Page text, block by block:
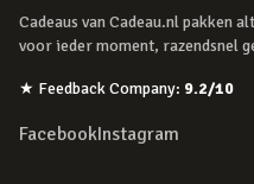
Cadeaus van Cadeau.nl pakken
voor ieder moment, razendsnel
★ Feedback Company: 9.2/10
FacebookInstagram